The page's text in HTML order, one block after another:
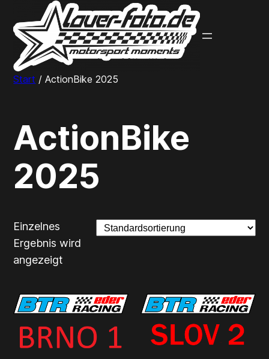
Inhalt
springen
Start / ActionBike 2025
ActionBike
2025
Einzelnes
Ergebnis wird
angezeigt